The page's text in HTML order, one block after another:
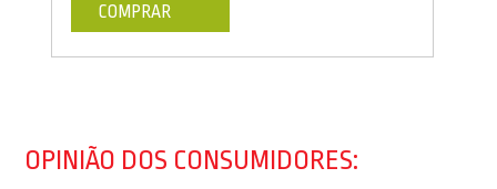
COMPRAR
OPINIÃO DOS CONSUMIDORES: